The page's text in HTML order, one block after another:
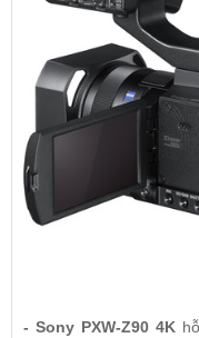
- Sony PXW-Z90 4Khỗ